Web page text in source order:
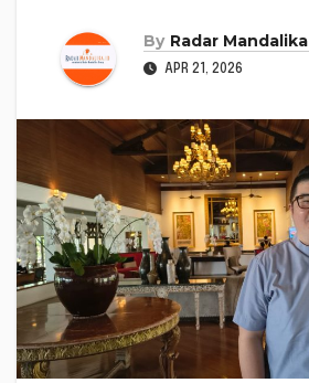
By Radar Mandalika
APR 21, 2026